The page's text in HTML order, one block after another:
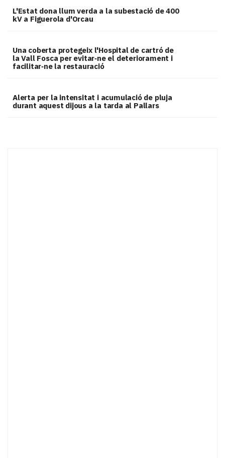
L'Estat dona llum verda a la subestació de 400
kV a Figuerola d'Orcau
Una coberta protegeix l'Hospital de cartró de
la Vall Fosca per evitar‑ne el deteriorament i
facilitar‑ne la restauració
Alerta per la intensitat i acumulació de pluja
durant aquest dijous a la tarda al Pallars